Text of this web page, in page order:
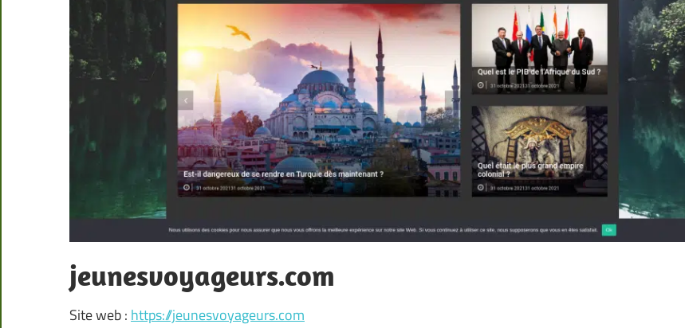
jeunesvoyageurs.com
Site web :https://jeunesvoyageurs.com